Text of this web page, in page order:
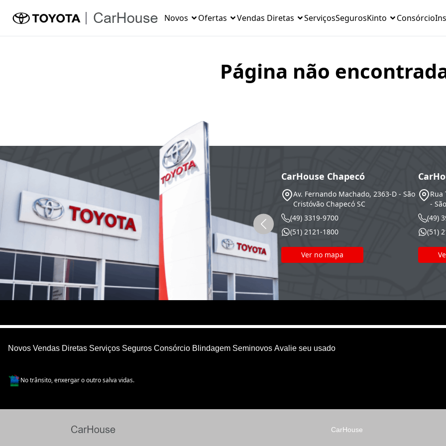
Novos Ofertas Vendas Diretas ServiçosSegurosKinto Consórcio
Página não
CarHouse Chapecó
Av. Fernando Machado, 2363-D - São
Cristóvão Chapecó SC
(49) 3319-9700
(51) 2121-1800
Ver no mapa
Rua
-
(49)
(51)
Novos Vendas Diretas Serviços Seguros Consórcio Blindagem Seminovos Avalie seu usado
No trânsito, enxergar o outro salva vidas.
CarHouse